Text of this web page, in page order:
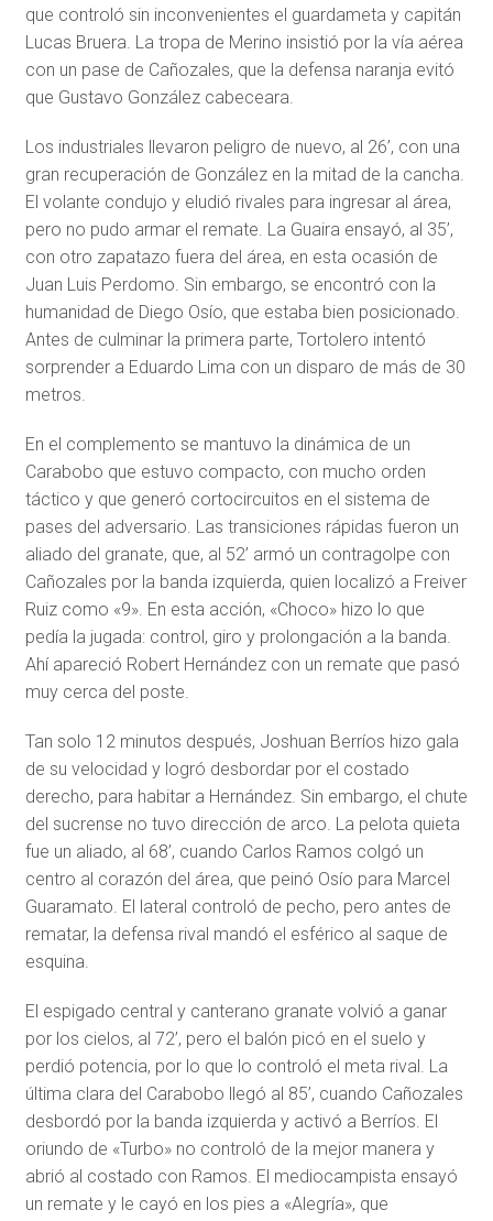
que controló sin inconvenientes el guardameta y capitán
Lucas Bruera. La tropa de Merino insistió por la vía aérea
con un pase de Cañozales, que la defensa naranja evitó
que Gustavo González cabeceara.
Los industriales llevaron peligro de nuevo, al 26’, con una
gran recuperación de González en la mitad de la cancha.
El volante condujo y eludió rivales para ingresar al área,
pero no pudo armar el remate. La Guaira ensayó, al 35’,
con otro zapatazo fuera del área, en esta ocasión de
Juan Luis Perdomo. Sin embargo, se encontró con la
humanidad de Diego Osío, que estaba bien posicionado.
Antes de culminar la primera parte, Tortolero intentó
sorprender a Eduardo Lima con un disparo de más de 30
metros.
En el complemento se mantuvo la dinámica de un
Carabobo que estuvo compacto, con mucho orden
táctico y que generó cortocircuitos en el sistema de
pases del adversario. Las transiciones rápidas fueron un
aliado del granate, que, al 52’ armó un contragolpe con
Cañozales por la banda izquierda, quien localizó a Freiver
Ruiz como «9». En esta acción, «Choco» hizo lo que
pedía la jugada: control, giro y prolongación a la banda.
Ahí apareció Robert Hernández con un remate que pasó
muy cerca del poste.
Tan solo 12 minutos después, Joshuan Berríos hizo gala
de su velocidad y logró desbordar por el costado
derecho, para habitar a Hernández. Sin embargo, el chute
del sucrense no tuvo dirección de arco. La pelota quieta
fue un aliado, al 68’, cuando Carlos Ramos colgó un
centro al corazón del área, que peinó Osío para Marcel
Guaramato. El lateral controló de pecho, pero antes de
rematar, la defensa rival mandó el esférico al saque de
esquina.
El espigado central y canterano granate volvió a ganar
por los cielos, al 72’, pero el balón picó en el suelo y
perdió potencia, por lo que lo controló el meta rival. La
última clara del Carabobo llegó al 85’, cuando Cañozales
desbordó por la banda izquierda y activó a Berríos. El
oriundo de «Turbo» no controló de la mejor manera y
abrió al costado con Ramos. El mediocampista ensayó
un remate y le cayó en los pies a «Alegría», que